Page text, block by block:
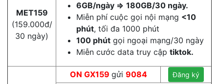
MET159
(159.000đ/
30 ngày)
6GB/ngày => 180GB/30 ngày.
Miễn phí cuộc gọi nội mạng <10
phút, tối đa 1000 phút
100 phút gọi ngoại mạng/30 ngày
Miễn cước data truy cập tiktok.
ON GX159 gửi 9084 Đăng ký